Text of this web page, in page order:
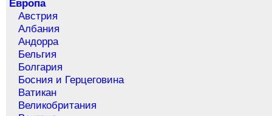
Европа
Австрия
Албания
Андорра
Бельгия
Болгария
Босния и Герцеговина
Ватикан
Великобритания